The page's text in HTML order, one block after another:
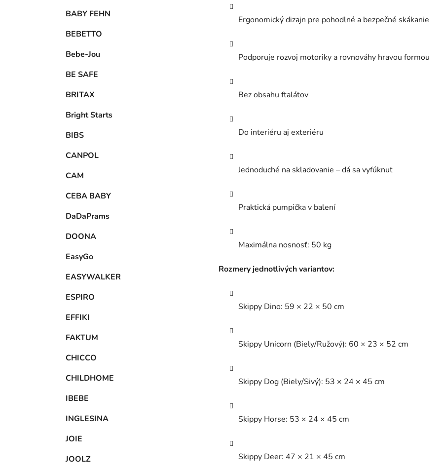
BABY FEHN
BEBETTO
Bebe-Jou
BE SAFE
BRITAX
Bright Starts
BIBS
CANPOL
CAM
CEBA BABY
DaDaPrams
DOONA
EasyGo
EASYWALKER
ESPIRO
EFFIKI
FAKTUM
CHICCO
CHILDHOME
IBEBE
INGLESINA
JOIE
JOOLZ
Ergonomický dizajn pre pohodlné a bezpečné skákanie
Podporuje rozvoj motoriky a rovnováhy hravou formou
Bez obsahu ftalátov
Do interiéru aj exteriéru
Jednoduché na skladovanie – dá sa vyfúknuť
Praktická pumpička v balení
Maximálna nosnosť: 50 kg
Rozmery jednotlivých variantov:
Skippy Dino: 59 × 22 × 50 cm
Skippy Unicorn (Biely/Ružový): 60 × 23 × 52 cm
Skippy Dog (Biely/Sivý): 53 × 24 × 45 cm
Skippy Horse: 53 × 24 × 45 cm
Skippy Deer: 47 × 21 × 45 cm